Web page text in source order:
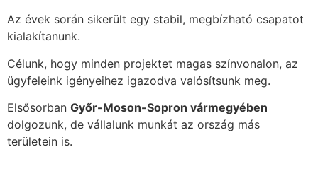
Az évek során sikerült egy stabil, megbízható csapatot
kialakítanunk.
Célunk, hogy minden projektet magas színvonalon, az
ügyfeleink igényeihez igazodva valósítsunk meg.
Elsősorban Győr-Moson-Sopron vármegyében
dolgozunk, de vállalunk munkát az ország más
területein is.